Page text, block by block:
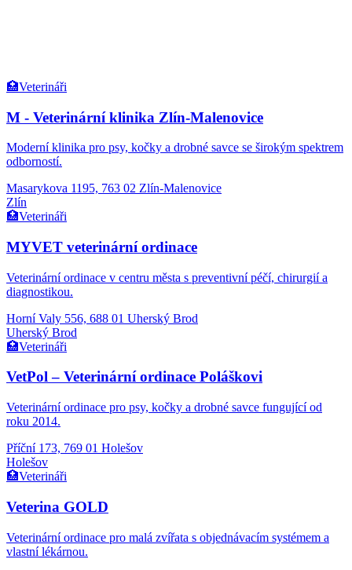
🏥Veterináři
M - Veterinární klinika Zlín-Malenovice
Moderní klinika pro psy, kočky a drobné savce se širokým spektrem
odborností.
Masarykova 1195, 763 02 Zlín-Malenovice
Zlín
🏥Veterináři
MYVET veterinární ordinace
Veterinární ordinace v centru města s preventivní péčí, chirurgií a
diagnostikou.
Horní Valy 556, 688 01 Uherský Brod
Uherský Brod
🏥Veterináři
VetPol – Veterinární ordinace Poláškovi
Veterinární ordinace pro psy, kočky a drobné savce fungující od
roku 2014.
Příční 173, 769 01 Holešov
Holešov
🏥Veterináři
Veterina GOLD
Veterinární ordinace pro malá zvířata s objednávacím systémem a
vlastní lékárnou.